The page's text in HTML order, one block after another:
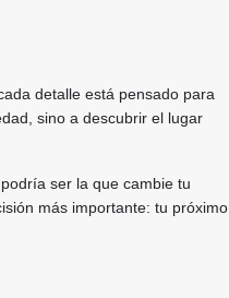
detalle está pensado para
sino a descubrir el lugar
ser la que cambie tu
más importante: tu próximo